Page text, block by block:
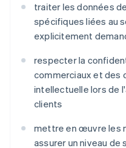
traiter les données
spécifiques liées au
explicitement
respecter la
commerciaux et des
intellectuelle lors de
clients
mettre en œuvre les
assurer un niveau de